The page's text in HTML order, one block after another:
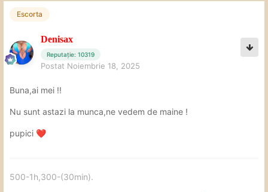
Escorta
Denisax
Reputație: 10319
Postat Noiembrie 18, 2025
Buna,ai mei !!
Nu sunt astazi la munca,ne vedem de maine !
pupici ❤️
500-1h,300-(30min).